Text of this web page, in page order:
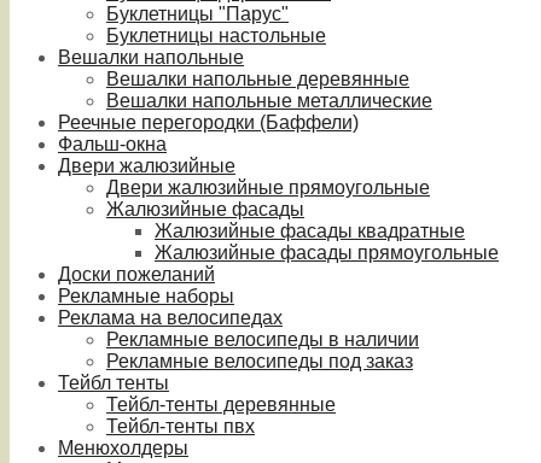
Буклетницы "Парус"
Буклетницы настольные
Вешалки напольные
Вешалки напольные деревянные
Вешалки напольные металлические
Реечные перегородки (Баффели)
Фальш-окна
Двери жалюзийные
Двери жалюзийные прямоугольные
Жалюзийные фасады
Жалюзийные фасады квадратные
Жалюзийные фасады прямоугольные
Доски пожеланий
Рекламные наборы
Реклама на велосипедах
Рекламные велосипеды в наличии
Рекламные велосипеды под заказ
Тейбл тенты
Тейбл-тенты деревянные
Тейбл-тенты пвх
Менюхолдеры